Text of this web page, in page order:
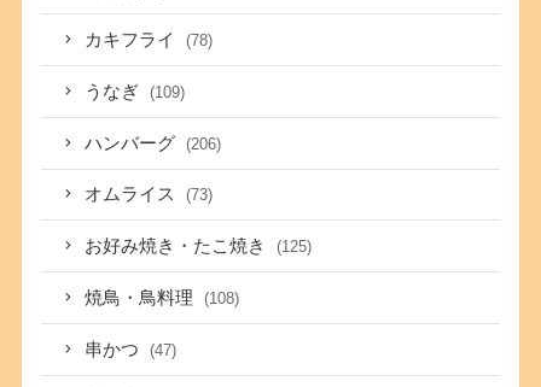
カキフライ (78)
うなぎ (109)
ハンバーグ (206)
オムライス (73)
お好み焼き・たこ焼き (125)
焼鳥・鳥料理 (108)
串かつ (47)